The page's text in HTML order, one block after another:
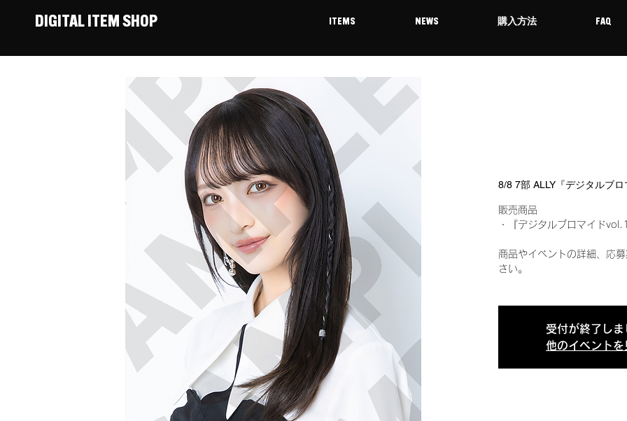
DIGITAL ITEM SHOP ITEMS NEWS 購入方法 FAQ
8/8 7部 ALLY『デジタルブ
販売商品
・『デジタルブロマイド
商品やイベントの詳細、応
さい。
受付が終了しま
他のイベントを